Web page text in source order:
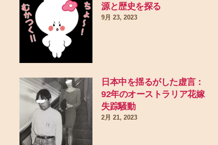
源と歴史を探る
9月 23, 2023
日本中を揺るがした虚言：
92年のオーストラリア花嫁
失踪騒動
2月 21, 2023